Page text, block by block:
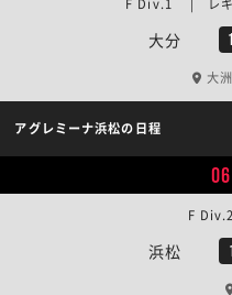
大分
大
アグレミーナ浜松の日程
浜松
F